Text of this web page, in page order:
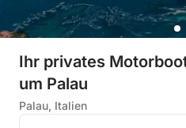
Ihr privates
um Palau
Palau, Italien